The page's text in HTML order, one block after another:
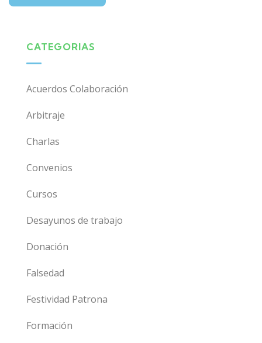
CATEGORIAS
Acuerdos Colaboración
Arbitraje
Charlas
Convenios
Cursos
Desayunos de trabajo
Donación
Falsedad
Festividad Patrona
Formación